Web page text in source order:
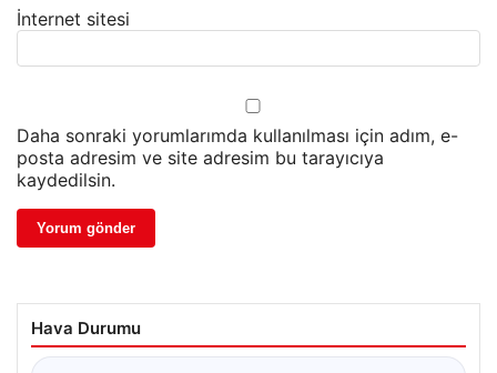
İnternet sitesi
Daha sonraki yorumlarımda kullanılması için adım, e-
posta adresim ve site adresim bu tarayıcıya
kaydedilsin.
Hava Durumu